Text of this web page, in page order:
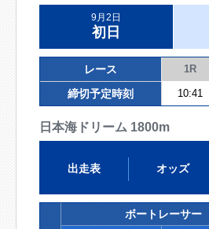
9月2日
初日
レース 1R
締切予定時刻 10:41
日本海ドリーム 1800m
出走表 オッズ
ボートレーサー